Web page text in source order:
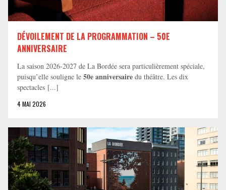
DÉVOILEMENT DE LA PROGRAMMATION – 50E
ANNIVERSAIRE
La saison 2026-2027 de La Bordée sera particulièrement spéciale,
puisqu’elle souligne le 50e anniversaire du théâtre. Les dix
spectacles [...]
4 MAI 2026